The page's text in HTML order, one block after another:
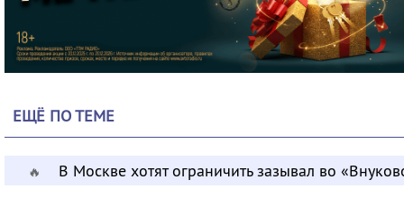
ЕЩЁ ПО ТЕМЕ
🔥 В Москве хотят ограничить зазывал во